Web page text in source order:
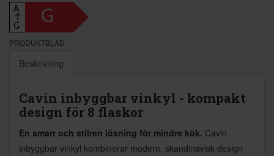
A
↑
G
G
PRODUKTBLAD
Beskrivning
Cavin inbyggbar vinkyl - kompakt
design för 8 flaskor
En smart och stilren lösning för mindre kök. Cavin
inbyggbar vinkyl kombinerar modern, skandinavisk design